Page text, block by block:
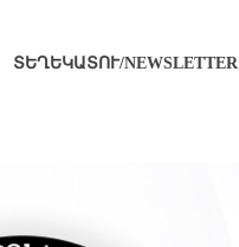
ՏԵՂԵԿԱՏՈՒ/NEWSLETTER